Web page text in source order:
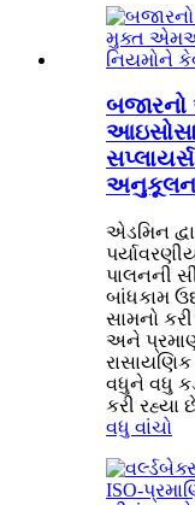
બજારનો
અનુકૂલન
એડમિન
પાલનની
બાંધકામ
સામનો
અને
વધુને વધુ
કરી રહ્યા
વધુ વાંચો